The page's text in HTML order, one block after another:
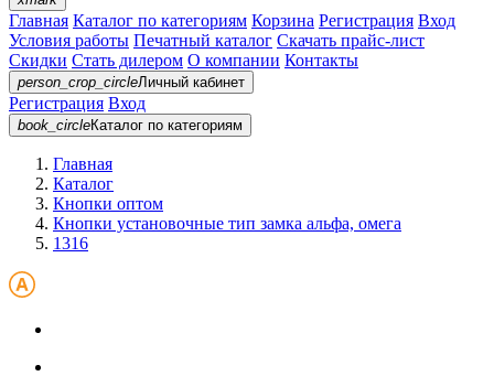
Главная Каталог по категориям Корзина Регистрация Вход
Условия работы Печатный каталог Скачать прайс-лист
Скидки Стать дилером О компании Контакты
person_crop_circleЛичный кабинет
Регистрация Вход
book_circleКаталог по категориям
Главная
Каталог
Кнопки оптом
Кнопки установочные тип замка альфа, омега
1316